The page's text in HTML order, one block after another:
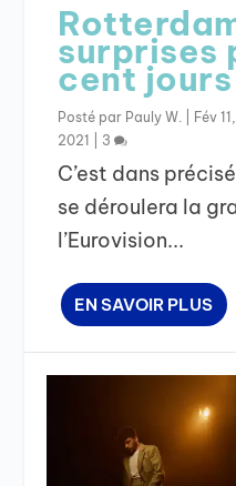
surprises
cent jours
Posté par Pauly W. Fév
2021
3
C’est dans
se déroulera la
l’Eurovision...
EN SAVOIR PLUS